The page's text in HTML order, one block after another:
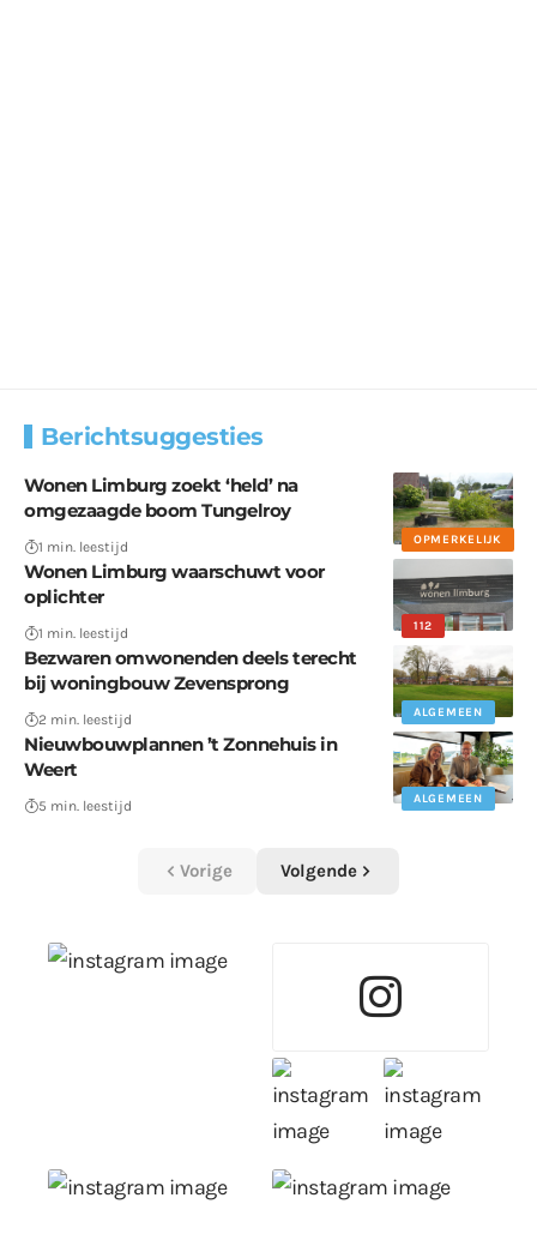
Berichtsuggesties
OPMERKELIJK
Wonen Limburg zoekt ‘held’ na
omgezaagde boom Tungelroy
1 min. leestijd
112
Wonen Limburg waarschuwt voor
oplichter
1 min. leestijd
ALGEMEEN
Bezwaren omwonenden deels terecht
bij woningbouw Zevensprong
2 min. leestijd
ALGEMEEN
Nieuwbouwplannen ’t Zonnehuis in
Weert
5 min. leestijd
Vorige Volgende